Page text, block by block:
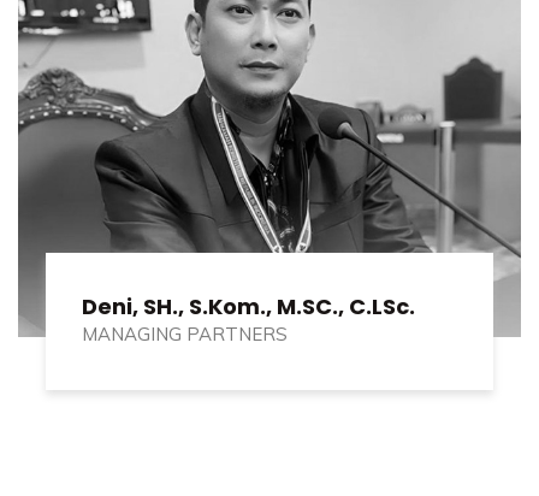
Deni, SH., S.Kom., M.SC., C.LSc.
MANAGING PARTNERS